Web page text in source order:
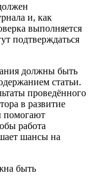
и, как
выполняется
подтверждаться
должны быть
статьи.
проведённого
в развитие
помогают
работа
шансы на
быть